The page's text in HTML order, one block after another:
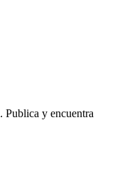
y encuentra